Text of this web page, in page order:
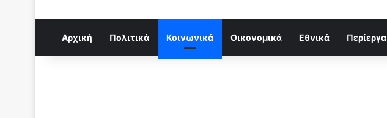
Αρχική Πολιτικά Κοινωνικά Οικονομικά Εθνικά Περίεργα